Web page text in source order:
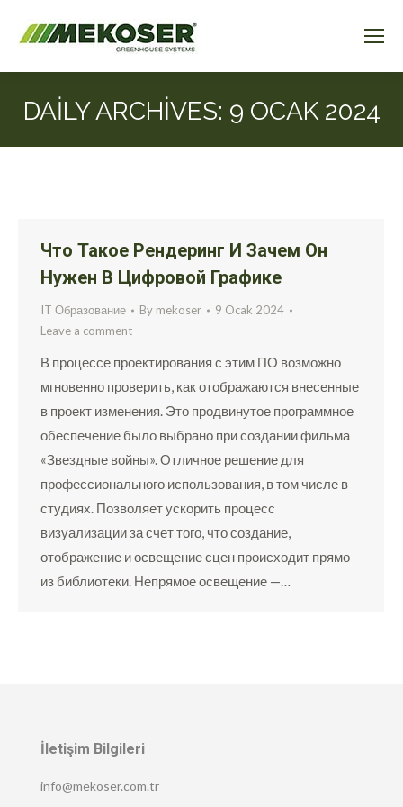
DAILY ARCHIVES: 9 OCAK 2024
Что Такое Рендеринг И Зачем Он
Нужен В Цифровой Графике
IT Образование By mekoser
9 Ocak 2024
Leave a comment
В процессе проектирования с этим ПО возможно
мгновенно проверить, как отображаются внесенные
в проект изменения. Это продвинутое программное
обеспечение было выбрано при создании фильма
«Звездные войны». Отличное решение для
профессионального использования, в том числе в
студиях. Позволяет ускорить процесс
визуализации за счет того, что создание,
отображение и освещение сцен происходит прямо
из библиотеки. Непрямое освещение —…
İletişim Bilgileri
info@mekoser.com.tr